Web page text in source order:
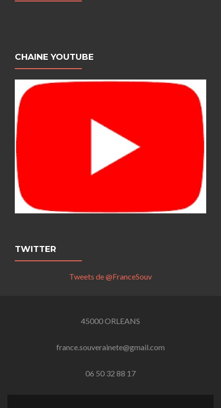
CHAINE YOUTUBE
TWITTER
Tweets de @FranceSouv
45000 ORLEANS
france.souverainete@gmail.com
06 50 32 88 17